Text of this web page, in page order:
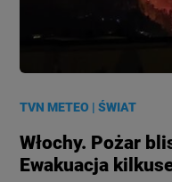
TVN METEO |ŚWIAT
Włochy. Pożar
Ewakuacja